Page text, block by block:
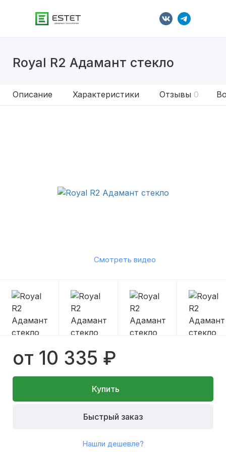
Royal R2 Адамант стекло
Описание Характеристики Отзывы 0
Смотреть видео
от 10 335 ₽
Купить
Быстрый заказ
Нашли дешевле?